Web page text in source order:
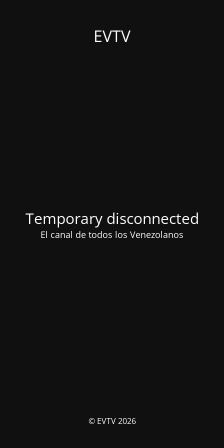
EVTV
Temporary disconnected
El canal de todos los Venezolanos
© EVTV 2026